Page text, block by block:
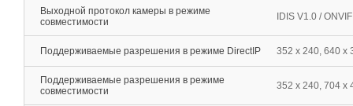
Выходной протокол камеры в режиме
совместимости
IDIS V1.0 /
Поддерживаемые разрешения в режиме DirectIP 352 x 240, 640 x
Поддерживаемые разрешения в режиме
совместимости
352 x 240, 704 x